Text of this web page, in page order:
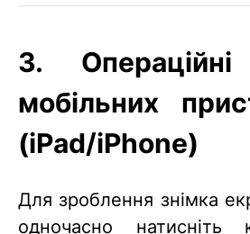
3.
мобільних
(iPad/iPhone)
Для зроблення знімка
одночасно натисніть